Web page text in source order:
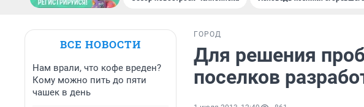
ВСЕ НОВОСТИ
Нам врали, что кофе вреден?
Кому можно пить до пяти
чашек в день
ГОРОД
Для решения
поселков